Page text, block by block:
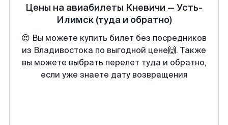
Цены на авиабилеты Кневичи — Усть-
Илимск (туда и обратно)
😍 Вы можете купить билет без посредников
из Владивостока по выгодной цене🙌. Также
вы можете выбрать перелет туда и обратно,
если уже знаете дату возвращения